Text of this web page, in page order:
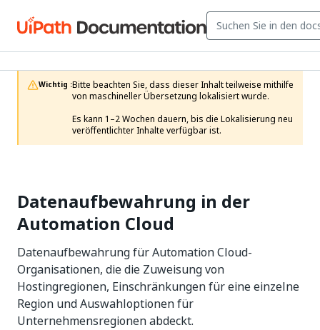
Wichtig :Bitte beachten Sie, dass dieser Inhalt teilweise mithilfe
von maschineller Übersetzung lokalisiert wurde.
Es kann 1–2 Wochen dauern, bis die Lokalisierung neu
veröffentlichter Inhalte verfügbar ist.
Datenaufbewahrung in der
Automation Cloud
Datenaufbewahrung für Automation Cloud-
Organisationen, die die Zuweisung von
Hostingregionen, Einschränkungen für eine einzelne
Region und Auswahloptionen für
Unternehmensregionen abdeckt.